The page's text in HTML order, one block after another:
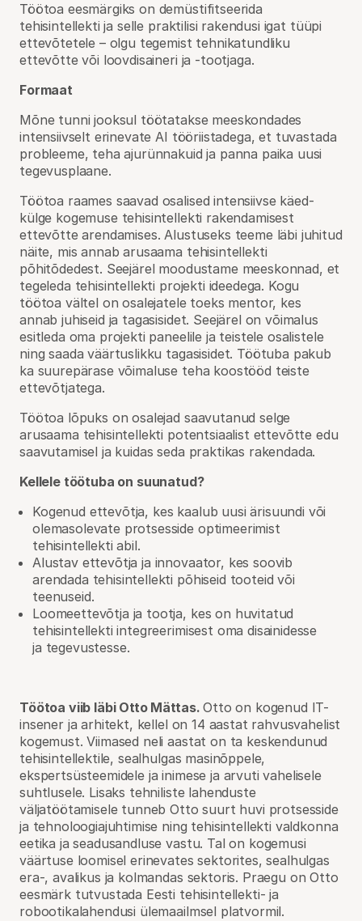
Töötoa eesmärgiks on demüstifitseerida
tehisintellekti ja selle praktilisi rakendusi igat tüüpi
ettevõtetele – olgu tegemist tehnikatundliku
ettevõtte või loovdisaineri ja -tootjaga.
Formaat
Mõne tunni jooksul töötatakse meeskondades
intensiivselt erinevate AI tööriistadega, et tuvastada
probleeme, teha ajurünnakuid ja panna paika uusi
tegevusplaane.
Töötoa raames saavad osalised intensiivse käed-
külge kogemuse tehisintellekti rakendamisest
ettevõtte arendamises. Alustuseks teeme läbi juhitud
näite, mis annab arusaama tehisintellekti
põhitõdedest. Seejärel moodustame meeskonnad, et
tegeleda tehisintellekti projekti ideedega. Kogu
töötoa vältel on osalejatele toeks mentor, kes
annab juhiseid ja tagasisidet. Seejärel on võimalus
esitleda oma projekti paneelile ja teistele osalistele
ning saada väärtuslikku tagasisidet. Töötuba pakub
ka suurepärase võimaluse teha koostööd teiste
ettevõtjatega.
Töötoa lõpuks on osalejad saavutanud selge
arusaama tehisintellekti potentsiaalist ettevõtte edu
saavutamisel ja kuidas seda praktikas rakendada.
Kellele töötuba on suunatud?
Kogenud ettevõtja, kes kaalub uusi ärisuundi või
olemasolevate protsesside optimeerimist
tehisintellekti abil.
Alustav ettevõtja ja innovaator, kes soovib
arendada tehisintellekti põhiseid tooteid või
teenuseid.
Loomeettevõtja ja tootja, kes on huvitatud
tehisintellekti integreerimisest oma disainidesse
ja tegevustesse.
Töötoa viib läbi Otto Mättas.Otto on kogenud IT-
insener ja arhitekt, kellel on 14 aastat rahvusvahelist
kogemust. Viimased neli aastat on ta keskendunud
tehisintellektile, sealhulgas masinõppele,
ekspertsüsteemidele ja inimese ja arvuti vahelisele
suhtlusele. Lisaks tehniliste lahenduste
väljatöötamisele tunneb Otto suurt huvi protsesside
ja tehnoloogiajuhtimise ning tehisintellekti valdkonna
eetika ja seadusandluse vastu. Tal on kogemusi
väärtuse loomisel erinevates sektorites, sealhulgas
era-, avalikus ja kolmandas sektoris. Praegu on Otto
eesmärk tutvustada Eesti tehisintellekti- ja
robootikalahendusi ülemaailmsel platvormil.